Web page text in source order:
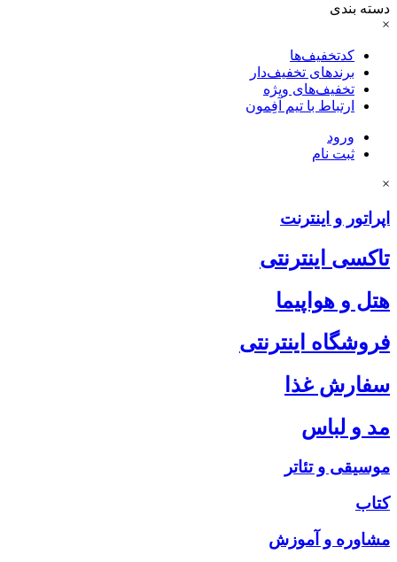
دسته بندی
×
کدتخفیف‌ها
برندهای تخفیف‌دار
تخفیف‌های ویژه
ارتباط با تیم آفِمون
ورود
ثبت نام
×
اپراتور و اینترنت
تاکسی اینترنتی
هتل و هواپیما
فروشگاه اینترنتی
سفارش غذا
مد و لباس
موسیقی و تئاتر
کتاب
مشاوره و آموزش